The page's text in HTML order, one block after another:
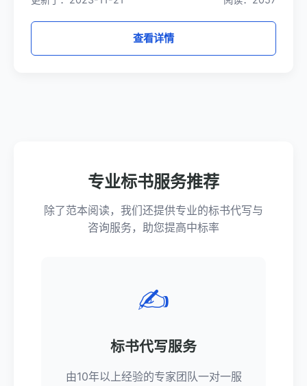
查看详情
专业标书服务推荐
除了范本阅读，我们还提供专业的标书代写与
咨询服务，助您提高中标率
✍️
标书代写服务
由10年以上经验的专家团队一对一服